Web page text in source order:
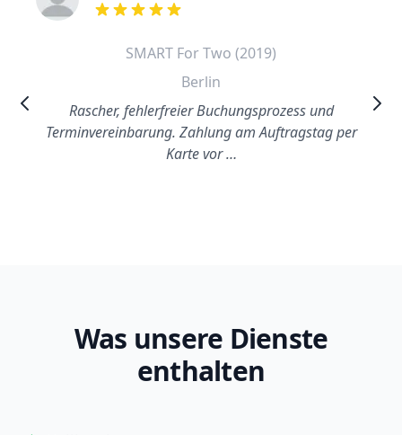
out of 5 stars
SMART For Two (2019)
Berlin
Rascher, fehlerfreier Buchungsprozess und
Terminvereinbarung. Zahlung am Auftragstag per
Karte vor …
Was unsere Dienste
enthalten